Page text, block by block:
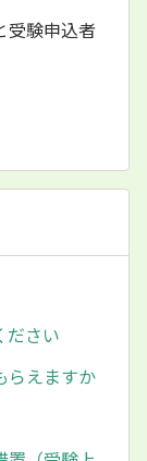
受験申込者
ださい
らえますか